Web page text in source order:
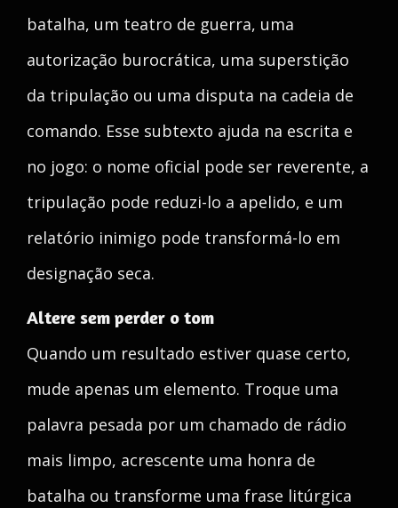
batalha, um teatro de guerra, uma
autorização burocrática, uma superstição
da tripulação ou uma disputa na cadeia de
comando. Esse subtexto ajuda na escrita e
no jogo: o nome oficial pode ser reverente, a
tripulação pode reduzi-lo a apelido, e um
relatório inimigo pode transformá-lo em
designação seca.
Altere sem perder o tom
Quando um resultado estiver quase certo,
mude apenas um elemento. Troque uma
palavra pesada por um chamado de rádio
mais limpo, acrescente uma honra de
batalha ou transforme uma frase litúrgica